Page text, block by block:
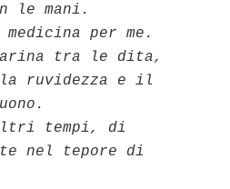
le mani.
medicina per me.
tra le dita,
la ruvidezza e il
tempi, di
nel tepore di